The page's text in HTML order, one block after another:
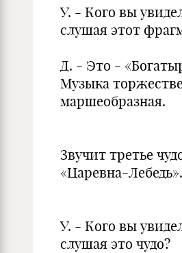
У. - Кого вы
слушая этот
Д. - Это -
Музыка
маршеобразная.
Звучит третье
«Царевна-Лебедь».
У. - Кого вы
слушая это чудо?